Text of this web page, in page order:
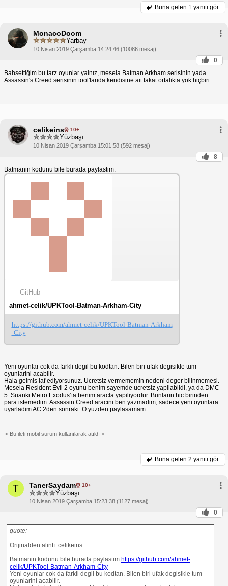
Buna gelen 1 yanıtı gör.
MonacoDoom
Yarbay
10 Nisan 2019 Çarşamba 14:24:46 (10086 mesaj)
0
Bahsettiğim bu tarz oyunlar yalnız, mesela Batman Arkham serisinin yada
Assassin's Creed serisinin tool'larıda kendisine ait fakat ortalıkta yok hiçbiri.
celikeins 10+
Yüzbaşı
10 Nisan 2019 Çarşamba 15:01:58 (592 mesaj)
8
Batmanin kodunu bile burada paylastim:
GitHub
ahmet-celik/UPKTool-Batman-Arkham-City
https://github.com/ahmet-celik/UPKTool-Batman-Arkham
-City
Yeni oyunlar cok da farkli degil bu kodtan. Bilen biri ufak degisikle tum
oyunlarini acabilir.
Hala gelmis laf ediyorsunuz. Ucretsiz vermememin nedeni deger bilinmemesi.
Mesela Resident Evil 2 oyunu benim sayemde ucretsiz yapilabildi, ya da DMC
5. Suanki Metro Exodus’ta benim aracla yapiliyordur. Bunlarin hic birinden
para istemedim. Assassin Creed aracini ben yazmadim, sadece yeni oyunlara
uyarladim AC 2den sonraki. O yuzden paylasamam.
< Bu ileti mobil sürüm kullanılarak atıldı >
Buna gelen 2 yanıtı gör.
T TanerSaydam 10+
Yüzbaşı
10 Nisan 2019 Çarşamba 15:23:38 (1127 mesaj)
0
quote:
Orijinalden alıntı: celikeins
Batmanin kodunu bile burada paylastim:https://github.com/ahmet-
celik/UPKTool-Batman-Arkham-City
Yeni oyunlar cok da farkli degil bu kodtan. Bilen biri ufak degisikle tum
oyunlarini acabilir.